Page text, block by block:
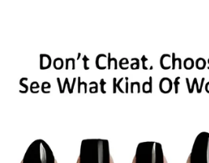
സഹായിക്കും. ഈ
ഇത് രക്തയോട്ടം
കുറയ്ക്കുകയും ചെയ്യുന്നു.
7